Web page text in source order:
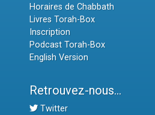
Horaires de Chabbath
Livres Torah-Box
Inscription
Podcast Torah-Box
English Version
Retrouvez-nous...
Twitter